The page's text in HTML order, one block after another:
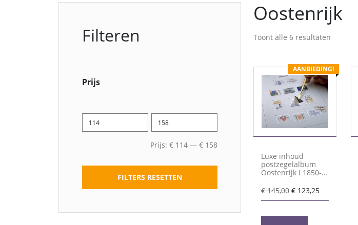
Filteren
Prijs
Prijs: € 114 — € 158
FILTERS RESETTEN
Oostenrijk
Toont alle 6 resultaten
AANBIEDING!
Luxe inhoud
postzegelalbum
Oostenrijk I 1850-
€145,00 Oorspronkelijke
prijs
€ 145,00.
€ 123,25Huidige
prijs